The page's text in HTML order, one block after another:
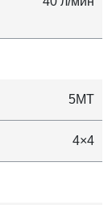
5MT
4×4